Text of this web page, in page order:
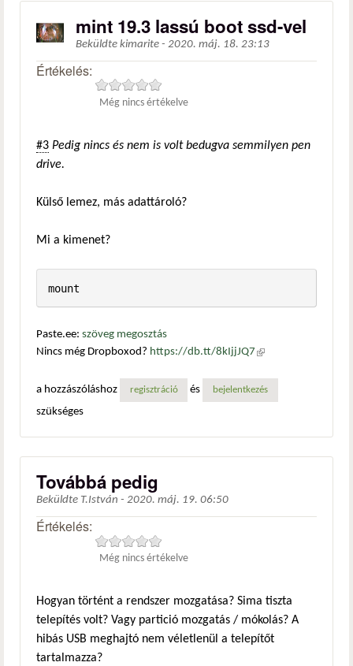
mint 19.3 lassú boot ssd-vel
Beküldte kimarite - 2020. máj. 18. 23:13
Értékelés:
Még nincs értékelve
#3 Pedig nincs és nem is volt bedugva semmilyen pen
drive.
Külső lemez, más adattároló?
Mi a kimenet?
mount
Paste.ee: szöveg megosztás
Nincs még Dropboxod? https://db.tt/8kIjjJQ7 (külső
a hozzászóláshoz
regisztráció és bejelentkezés
szükséges
Továbbá pedig
Beküldte T.István - 2020. máj. 19. 06:50
Értékelés:
Még nincs értékelve
Hogyan történt a rendszer mozgatása? Sima tiszta
telepítés volt? Vagy partició mozgatás / mókolás? A
hibás USB meghajtó nem véletlenül a telepítőt
tartalmazza?